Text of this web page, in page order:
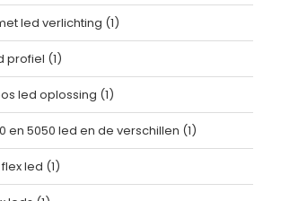
led verlichting (1)
profiel (1)
led oplossing (1)
en 5050 led en de verschillen (1)
led (1)